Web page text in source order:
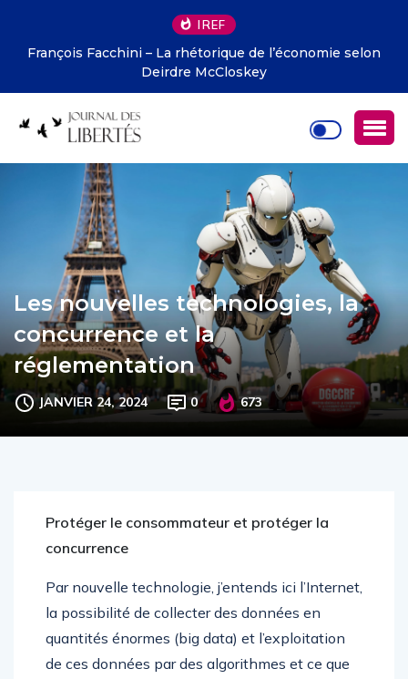
IREF
François Facchini – La rhétorique de l’économie selon
Deirdre McCloskey
Les nouvelles technologies, la
concurrence et la
réglementation
JANVIER 24, 2024 0 673
Protéger le consommateur et protéger la
concurrence
Par nouvelle technologie, j’entends ici l’Internet,
la possibilité de collecter des données en
quantités énormes (big data) et l’exploitation
de ces données par des algorithmes et ce que